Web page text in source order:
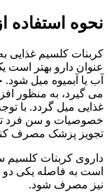
نحوه استفاده
کربنات کلسیم
عنوان دارو بهتر است
آب یا آبمیوه میل
می گیرد، به منظور
غذایی میل گردد. با
خصوصیات و سن فرد
تجویز پزشک مصرف
داروی کربنات کلسیم
است به فاصله یکی
نیز مصرف شود.